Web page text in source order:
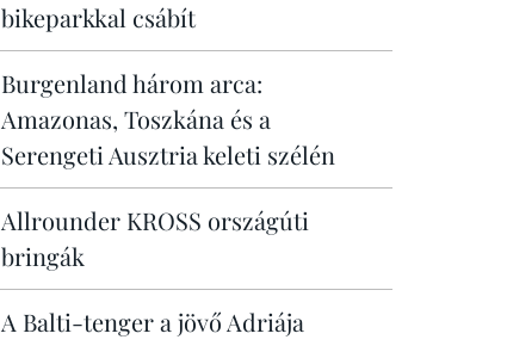
bikeparkkal csábít
Burgenland három arca:
Amazonas, Toszkána és a
Serengeti Ausztria keleti szélén
Allrounder KROSS országúti
bringák
A Balti-tenger a jövő Adriája